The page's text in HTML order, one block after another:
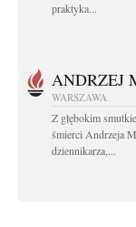
praktyka...
ANDRZEJ
WARSZAWA
Z głębokim
śmierci Andrzeja
dziennikarza,...